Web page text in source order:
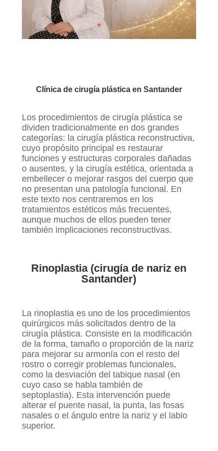
Clínica de cirugía plástica en Santander
Los procedimientos de cirugía plástica se
dividen tradicionalmente en dos grandes
categorías: la cirugía plástica reconstructiva,
cuyo propósito principal es restaurar
funciones y estructuras corporales dañadas
o ausentes, y la cirugía estética, orientada a
embellecer o mejorar rasgos del cuerpo que
no presentan una patología funcional. En
este texto nos centraremos en los
tratamientos estéticos más frecuentes,
aunque muchos de ellos pueden tener
también implicaciones reconstructivas.
Rinoplastia (cirugía de nariz en
Santander)
La rinoplastia es uno de los procedimientos
quirúrgicos más solicitados dentro de la
cirugía plástica. Consiste en la modificación
de la forma, tamaño o proporción de la nariz
para mejorar su armonía con el resto del
rostro o corregir problemas funcionales,
como la desviación del tabique nasal (en
cuyo caso se habla también de
septoplastia). Esta intervención puede
alterar el puente nasal, la punta, las fosas
nasales o el ángulo entre la nariz y el labio
superior.